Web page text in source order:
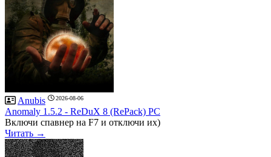
Anubis 2026-08-06
Anomaly 1.5.2 - ReDuX 8 (RePack) PC
Включи спавнер на F7 и отключи их)
Читать →